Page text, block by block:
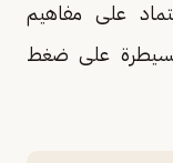
على مفاهيم
على ضغط